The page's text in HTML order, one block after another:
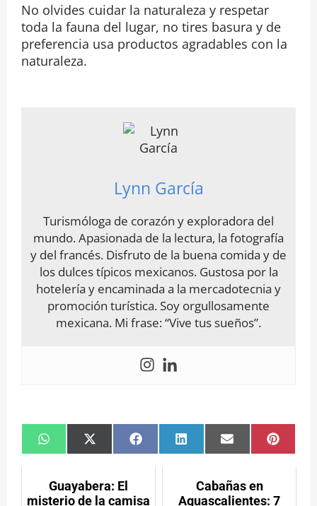
No olvides cuidar la naturaleza y respetar
toda la fauna del lugar, no tires basura y de
preferencia usa productos agradables con la
naturaleza.
Lynn García
Turismóloga de corazón y exploradora del
mundo. Apasionada de la lectura, la fotografía
y del francés. Disfruto de la buena comida y de
los dulces típicos mexicanos. Gustosa por la
hotelería y encaminada a la mercadotecnia y
promoción turística. Soy orgullosamente
mexicana. Mi frase: “Vive tus sueños”.
Compartir
en
Compartir
en
(Twitter)
Compartir
en
Facebook
Compartir
en
Compartir
en en
Guayabera: El
misterio de la camisa
Cabañas en
Aguascalientes: 7